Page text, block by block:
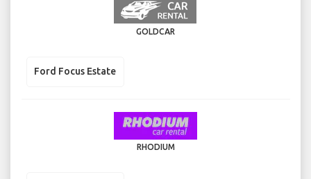
GOLDCAR
Ford Focus Estate
RHODIUM